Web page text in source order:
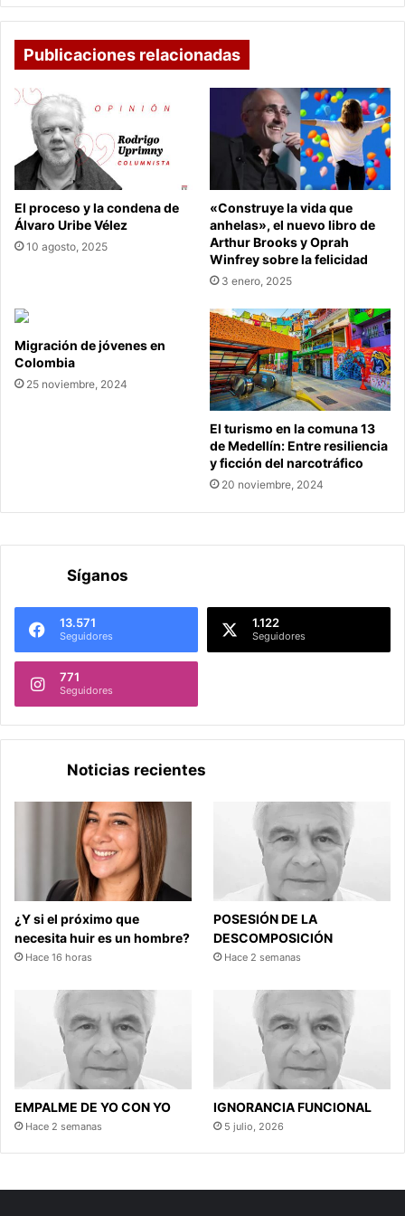
Publicaciones relacionadas
El proceso y la condena de
Álvaro Uribe Vélez
10 agosto, 2025
«Construye la vida que
anhelas», el nuevo libro de
Arthur Brooks y Oprah
Winfrey sobre la felicidad
3 enero, 2025
Migración de jóvenes en
Colombia
25 noviembre, 2024
El turismo en la comuna 13
de Medellín: Entre resiliencia
y ficción del narcotráfico
20 noviembre, 2024
Síganos
13.571
Seguidores
1.122
Seguidores
771
Seguidores
Noticias recientes
¿Y si el próximo que
necesita huir es un hombre?
Hace 16 horas
POSESIÓN DE LA
DESCOMPOSICIÓN
Hace 2 semanas
EMPALME DE YO CON YO
Hace 2 semanas
IGNORANCIA FUNCIONAL
5 julio, 2026